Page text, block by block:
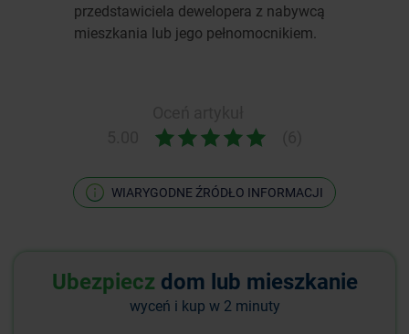
przedstawiciela dewelopera z nabywcą
mieszkania lub jego pełnomocnikiem.
WIARYGODNE ŹRÓDŁO INFORMACJI
Ubezpiecz dom lub mieszkanie
wyceń i kup w 2 minuty